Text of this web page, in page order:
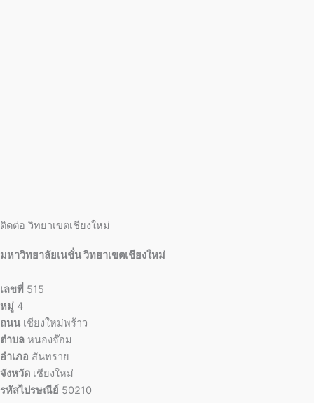
ติดต่อ วิทยาเขตเชียงใหม่
มหาวิทยาลัยเนชั่น วิทยาเขตเชียงใหม่
เลขที่ 515
หมู่ 4
ถนน เชียงใหม่พร้าว
ตำบล หนองจ๊อม
อำเภอ สันทราย
จังหวัด เชียงใหม่
รหัสไปรษณีย์ 50210